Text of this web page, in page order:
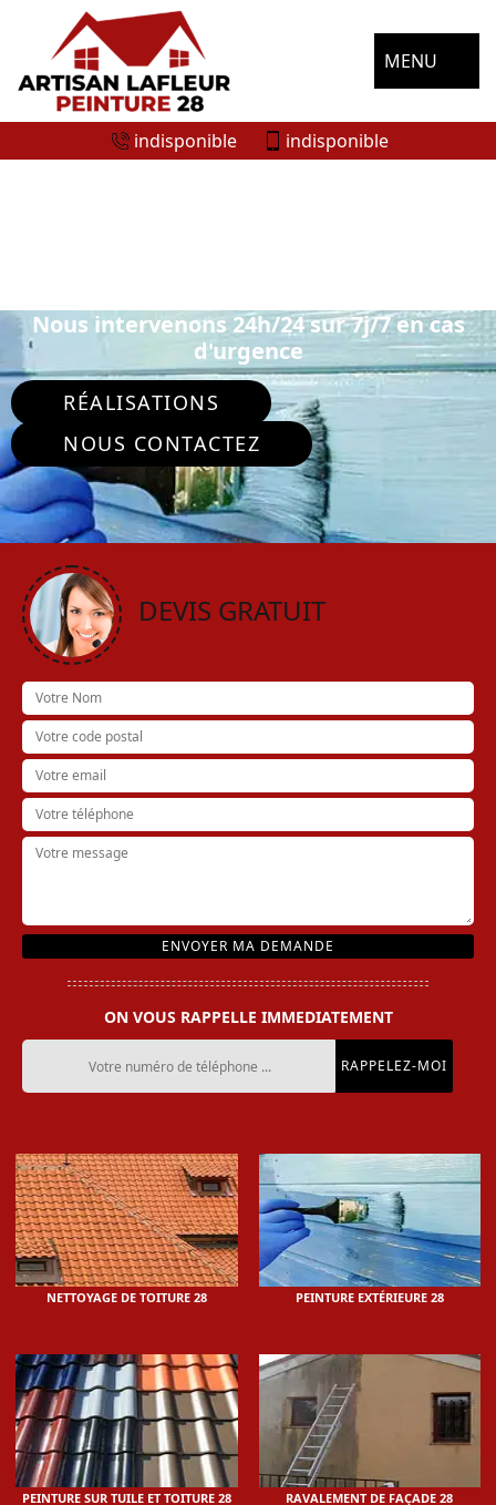
MENU
indisponible indisponible
Nous intervenons 24h/24 sur 7j/7 en cas
d'urgence
RÉALISATIONS
NOUS CONTACTEZ
DEVIS GRATUIT
ON VOUS RAPPELLE IMMEDIATEMENT
NETTOYAGE DE TOITURE 28 PEINTURE EXTÉRIEURE 28
PEINTURE SUR TUILE ET TOITURE 28 RAVALEMENT DE FAÇADE 28